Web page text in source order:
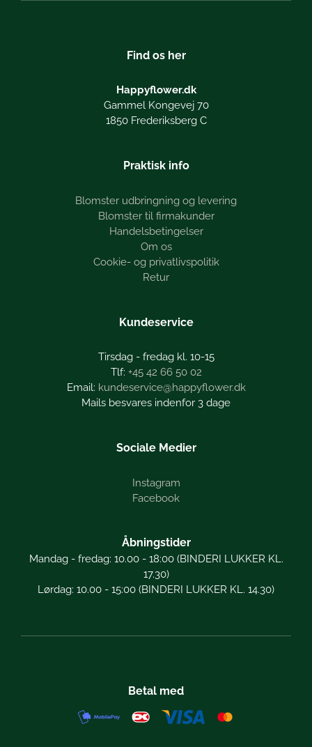
Find os her
Happyflower.dk
Gammel Kongevej 70
1850 Frederiksberg C
Praktisk info
Blomster udbringning og levering
Blomster til firmakunder
Handelsbetingelser
Om os
Cookie- og privatlivspolitik
Retur
Kundeservice
Tirsdag - fredag kl. 10-15
+45 42 66 50 02
kundeservice@happyflower.dk
Mails besvares indenfor 3 dage
Sociale Medier
Instagram
Facebook
Åbningstider
Mandag - fredag: 10.00 - 18:00 (BINDERI LUKKER KL.
17.30)
Lørdag: 10.00 - 15:00 (BINDERI LUKKER KL. 14.30)
Betal med